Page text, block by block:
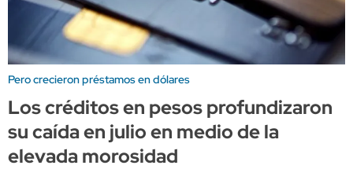
Pero crecieron préstamos en dólares
Los créditos en pesos profundizaron
su caída en julio en medio de la
elevada morosidad